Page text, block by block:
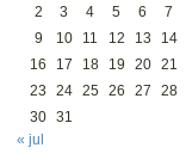
2
3 4 5 6 7
9
10 11 12 13 14
16
17 18 19 20 21
23
24 25 26 27 28
30 31
« jul